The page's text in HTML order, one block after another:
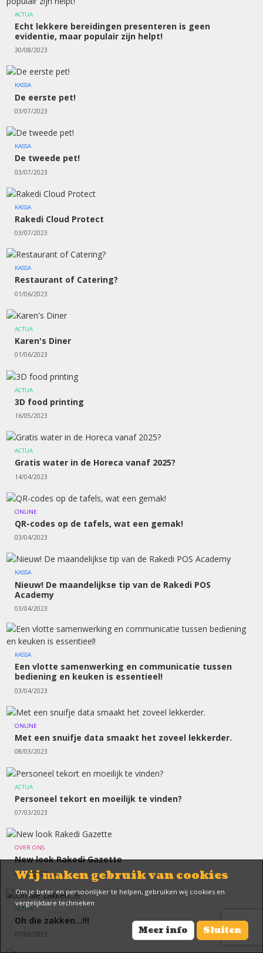
ACTUA
Echt lekkere bereidingen presenteren is geen
evidentie, maar populair zijn helpt!
30/08/2023
KASSA
De eerste pet!
03/07/2023
KASSA
De tweede pet!
03/07/2023
KASSA
Rakedi Cloud Protect
03/07/2023
KASSA
Restaurant of Catering?
01/06/2023
ACTUA
Karen's Diner
01/06/2023
ACTUA
3D food printing
16/05/2023
ACTUA
Gratis water in de Horeca vanaf 2025?
14/04/2023
ONLINE
QR-codes op de tafels, wat een gemak!
03/04/2023
KASSA
Nieuw! De maandelijkse tip van de Rakedi POS
Academy
03/04/2023
KASSA
Een vlotte samenwerking en communicatie tussen
bediening en keuken is essentieel!
03/04/2023
ONLINE
Met een snuifje data smaakt het zoveel lekkerder.
08/03/2023
ACTUA
Personeel tekort en moeilijk te vinden?
07/03/2023
OVER ONS
New look Rakedi Gazette
07/03/2023
ACTUA
Oh die zakken...!!!
07/03/2023
Wij maken gebruik van cookies
Om je beter en persoonlijker te helpen, gebruiken wij cookies en
vergelijkbare technieken
Meer info Sluiten